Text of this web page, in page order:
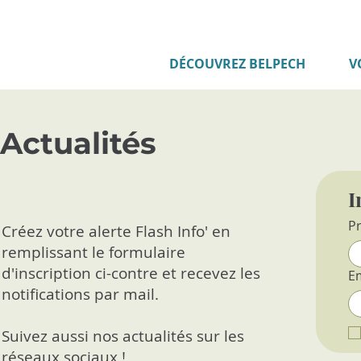
DÉCOUVREZ BELPECH
Actualités
Créez votre alerte Flash Info' en
remplissant le formulaire
d'inscription ci-contre et recevez les
notifications par mail.
Suivez aussi nos actualités sur les